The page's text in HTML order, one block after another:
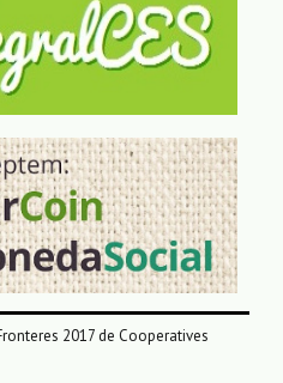
2017 de Cooperatives